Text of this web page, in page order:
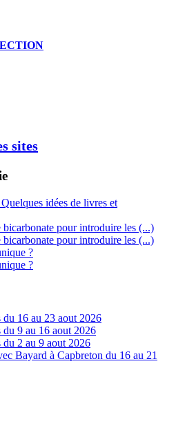
sites
idées de livres et
pour introduire les (...)
pour introduire les (...)
?
?
16 au 23 aout 2026
9 au 16 aout 2026
2 au 9 aout 2026
Bayard à Capbreton du 16 au 21